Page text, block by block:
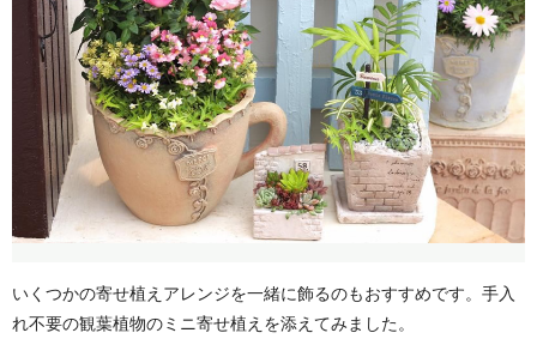
いくつかの寄せ植えアレンジを一緒に飾るのもおすすめです。手入
れ不要の観葉植物のミニ寄せ植えを添えてみました。